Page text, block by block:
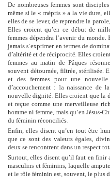
De nombreuses femmes sont
même si le « mépris » a la vie dure,
elles de se lever, de reprendre la
Elles croient qu’en ce début de
femmes dépendra l’avenir du
jamais s’exprimer en termes de
d’altérité et de réciprocité. Elles
femmes au matin de Pâques
souvent détournée, filtrée, stérilisée.
et des femmes pour une
d’accouchement : la naissance de
nouvelle dignité. Elles croient que la
et reçue comme une merveilleuse
homme ni femme, mais qu’en Jésus-
du féminin réconciliés.
Enfin, elles disent qu’en tout être
que ce sont des valeurs égales,
deux se rencontrent dans un respect
Surtout, elles disent qu’il faut en finir
masculins et féminins, laquelle
et le rôle féminin est, souvent, le plus